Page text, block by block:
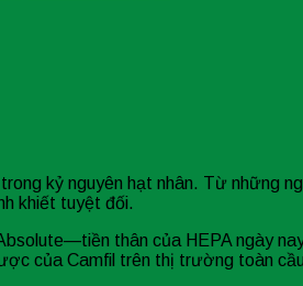
kỷ nguyên hạt nhân. Từ những
khiết tuyệt đối.
thân của HEPA ngày
của Camfil trên thị trường toàn